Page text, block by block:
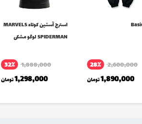
2,600,000 28٪
1,890,000تومان
استرج آستین کوتاه MARVELS
SPIDERMAN لوگو مشکی
1,888,000 32٪
1,298,000تومان